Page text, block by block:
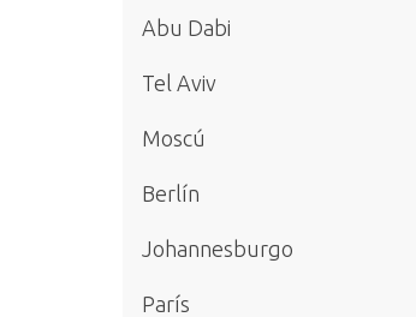
Abu Dabi
Tel Aviv
Moscú
Berlín
Johannesburgo
París